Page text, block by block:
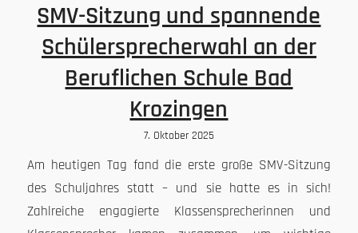
SMV-Sitzung und spannende
Schülersprecherwahl an der
Beruflichen Schule Bad
Krozingen
7. Oktober 2025
Am heutigen Tag fand die erste große SMV-Sitzung
des Schuljahres statt – und sie hatte es in sich!
Zahlreiche engagierte Klassensprecherinnen und